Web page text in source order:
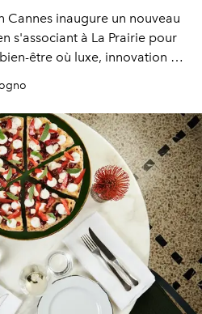
Cannes inaugure un nouveau
s'associant à La Prairie pour
être où luxe, innovation et